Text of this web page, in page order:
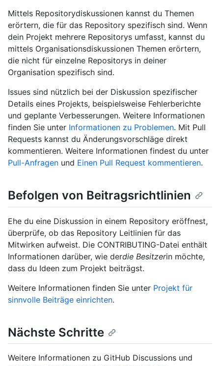
Mittels Repositorydiskussionen kannst du Themen
erörtern, die für das Repository spezifisch sind. Wenn
dein Projekt mehrere Repositorys umfasst, kannst du
mittels Organisationsdiskussionen Themen erörtern,
die nicht für einzelne Repositorys in deiner
Organisation spezifisch sind.
Issues sind nützlich bei der Diskussion spezifischer
Details eines Projekts, beispielsweise Fehlerberichte
und geplante Verbesserungen. Weitere Informationen
finden Sie unter Informationen zu Problemen. Mit Pull
Requests kannst du Änderungsvorschläge direkt
kommentieren. Weitere Informationen findest du unter
Pull-Anfragen und Einen Pull Request kommentieren.
Befolgen von Beitragsrichtlinien
Ehe du eine Diskussion in einem Repository eröffnest,
überprüfe, ob das Repository Leitlinien für das
Mitwirken aufweist. Die CONTRIBUTING-Datei enthält
Informationen darüber, wie derdie Besitzerin möchte,
dass du Ideen zum Projekt beiträgst.
Weitere Informationen finden Sie unter Projekt für
sinnvolle Beiträge einrichten.
Nächste Schritte
Weitere Informationen zu GitHub Discussions und